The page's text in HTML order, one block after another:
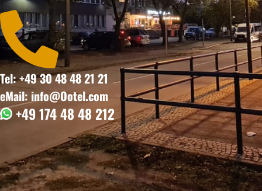

Tel: +49 30 48 48 21 21
eMail: info@Ootel.com
+49 174 48 48 212